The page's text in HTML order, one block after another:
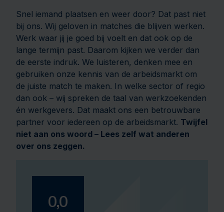
Snel iemand plaatsen en weer door? Dat past niet
bij ons. Wij geloven in matches die blijven werken.
Werk waar jij je goed bij voelt en dat ook op de
lange termijn past. Daarom kijken we verder dan
de eerste indruk. We luisteren, denken mee en
gebruiken onze kennis van de arbeidsmarkt om
de juiste match te maken. In welke sector of regio
dan ook – wij spreken de taal van werkzoekenden
én werkgevers. Dat maakt ons een betrouwbare
partner voor iedereen op de arbeidsmarkt. Twijfel
niet aan ons woord – Lees zelf wat anderen
over ons zeggen.
0,0